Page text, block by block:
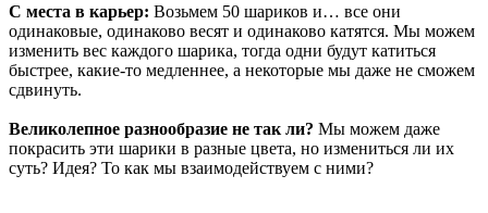
С места в карьер: Возьмем 50 шариков и… все они
одинаковые, одинаково весят и одинаково катятся. Мы можем
изменить вес каждого шарика, тогда одни будут катиться
быстрее, какие-то медленнее, а некоторые мы даже не сможем
сдвинуть.
Великолепное разнообразие не так ли? Мы можем даже
покрасить эти шарики в разные цвета, но измениться ли их
суть? Идея? То как мы взаимодействуем с ними?